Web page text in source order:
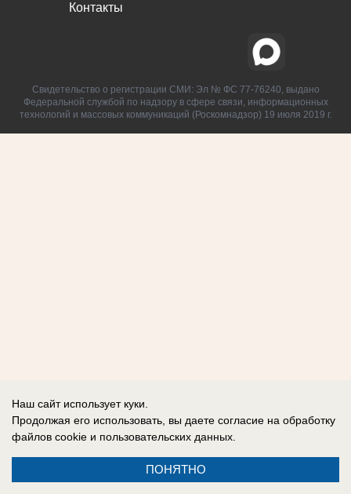
Контакты
Свидетельство о регистрации СМИ: Эл № ФС 77-76240, выдано
Федеральной службой по надзору в сфере связи, информационных
технологий и массовых коммуникаций (Роскомнадзор) 19 июля 2019 г.
Наш сайт использует куки.
Продолжая его использовать, вы даете согласие на обработку
файлов cookie и пользовательских данных.
ПОНЯТНО